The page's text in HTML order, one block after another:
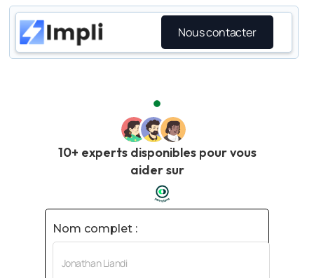
Nous contacter
10+ experts disponibles pour vous
aider sur
Nom complet :